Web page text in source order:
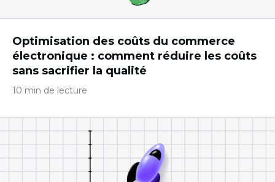
Optimisation des coûts du commerce
électronique : comment réduire les coûts
sans sacrifier la qualité
10 min de lecture